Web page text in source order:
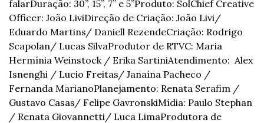
falarDuração: 30”, 15”, 7” e 5”Produto: SolChief Creative
Officer: João LiviDireção de Criação: João Livi/
Eduardo Martins/ Daniell RezendeCriação: Rodrigo
Scapolan/ Lucas SilvaProdutor de RTVC: Maria
Hermínia Weinstock / Erika SartiniAtendimento:  Alex
Isnenghi / Lucio Freitas/ Janaína Pacheco /
Fernanda MarianoPlanejamento: Renata Serafim /
Gustavo Casas/ Felipe GavronskiMídia: Paulo Stephan
/ Renata Giovannetti/ Luca LimaProdutora de